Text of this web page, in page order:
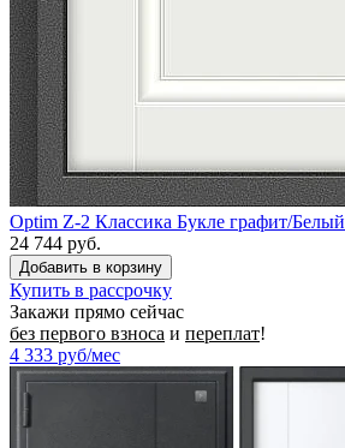
Optim Z-2 Классика Букле графит/
24 744 руб.
Купить в рассрочку
Закажи прямо сейчас
без первого взноса и переплат!
4 333 руб/мес